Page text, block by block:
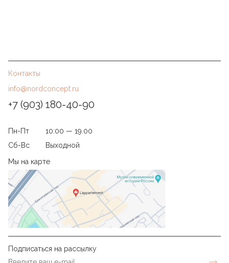
Контакты
info@nordconcept.ru
+7 (903) 180-40-90
Пн-Пт
10:00 — 19.00
Сб-Вс
Выходной
Мы на карте
Подписаться на рассылку